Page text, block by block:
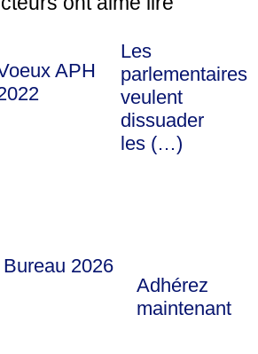
APH
Les
parlementaires
veulent
dissuader
les (…)
Bureau 2026
Adhérez
maintenant